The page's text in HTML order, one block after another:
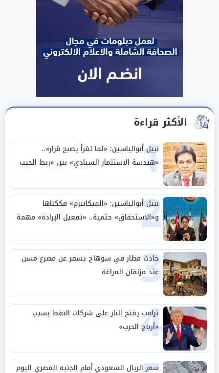
الأكثر قراءة
1
نبيل أبوالياسين: «لما تقرأ يصبح قرار»..
«هندسة الاستثمار السيادي» بين «ربط الجيب
بالوطن» و«سيادة الكلمة»
2
نبيل أبوالياسين: «الميكانيزم» فككناها
و«الاستحقاق» حتمية.. «تفعيل الإرادة» مهمة
الجامعة العربية
3
حادث قطار في سوهاج يسفر عن مصرع مسن
عند مزلقان المراغة
4
ترامب يفتح النار على شركات النفط بسبب
«أرباح الحرب»
سعر الريال السعودي أمام الجنيه المصري اليوم